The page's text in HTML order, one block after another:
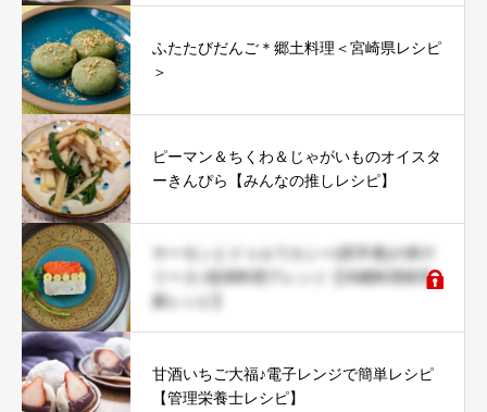
ふたたびだんご＊郷土料理＜宮崎県レシピ
＞
ピーマン＆ちくわ＆じゃがいものオイスタ
ーきんぴら【みんなの推しレシピ】
サーモンとドゥルワカシー(田芋煮)の和テ
リーヌ♪琉球料理アレンジ【沖縄料理研究
家レシピ】
甘酒いちご大福♪電子レンジで簡単レシピ
【管理栄養士レシピ】